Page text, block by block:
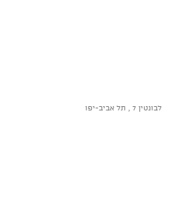
לבונטין 7 , תל אביב-יפו